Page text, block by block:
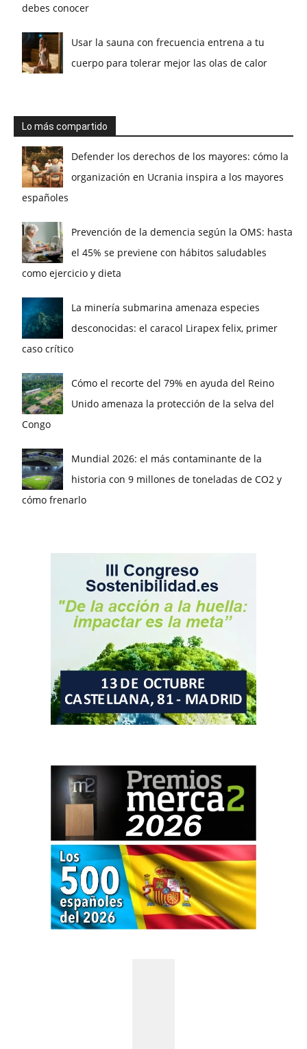
debes conocer
Usar la sauna con frecuencia entrena a tu
cuerpo para tolerar mejor las olas de calor
Lo más compartido
Defender los derechos de los mayores: cómo la
organización en Ucrania inspira a los mayores
españoles
Prevención de la demencia según la OMS: hasta
el 45% se previene con hábitos saludables
como ejercicio y dieta
La minería submarina amenaza especies
desconocidas: el caracol Lirapex felix, primer
caso crítico
Cómo el recorte del 79% en ayuda del Reino
Unido amenaza la protección de la selva del
Congo
Mundial 2026: el más contaminante de la
historia con 9 millones de toneladas de CO2 y
cómo frenarlo